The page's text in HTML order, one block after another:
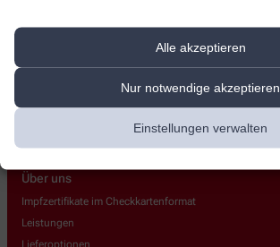
Alle akzeptieren
Nur notwendige akzeptieren
Einstellungen verwalten
+49-231-9256648
Über uns
Impfzertifikate im Checkkartenformat
Leistungen
Lieferoptionen